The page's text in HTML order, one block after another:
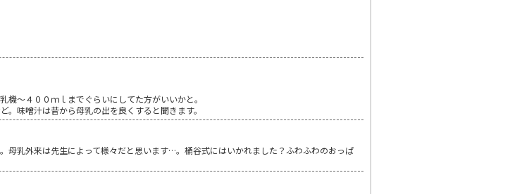
～４００ｍｌまでぐらいにしてた方がいいかと。
味噌汁は昔から母乳の出を良くすると聞きます。
母乳外来は先生によって様々だと思います…。桶谷式にはいかれました？ふわふわのおっぱ